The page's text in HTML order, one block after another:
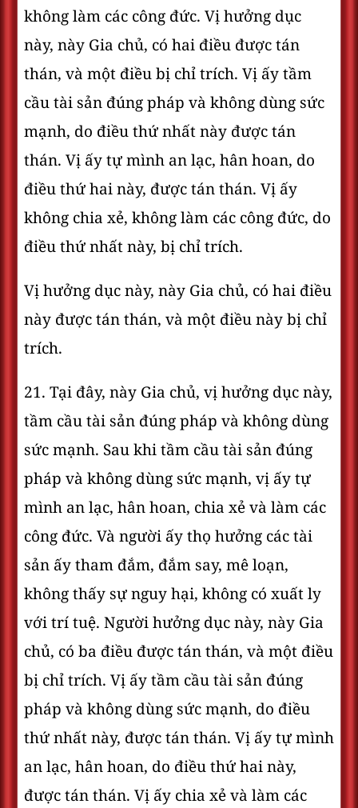
không làm các công đức. Vị hưởng dục
này, này Gia chủ, có hai điều được tán
thán, và một điều bị chỉ trích. Vị ấy tầm
cầu tài sản đúng pháp và không dùng sức
mạnh, do điều thứ nhất này được tán
thán. Vị ấy tự mình an lạc, hân hoan, do
điều thứ hai này, được tán thán. Vị ấy
không chia xẻ, không làm các công đức, do
điều thứ nhất này, bị chỉ trích.
Vị hưởng dục này, này Gia chủ, có hai điều
này được tán thán, và một điều này bị chỉ
trích.
21. Tại đây, này Gia chủ, vị hưởng dục này,
tầm cầu tài sản đúng pháp và không dùng
sức mạnh. Sau khi tầm cầu tài sản đúng
pháp và không dùng sức mạnh, vị ấy tự
mình an lạc, hân hoan, chia xẻ và làm các
công đức. Và người ấy thọ hưởng các tài
sản ấy tham đắm, đắm say, mê loạn,
không thấy sự nguy hại, không có xuất ly
với trí tuệ. Người hưởng dục này, này Gia
chủ, có ba điều được tán thán, và một điều
bị chỉ trích. Vị ấy tầm cầu tài sản đúng
pháp và không dùng sức mạnh, do điều
thứ nhất này, được tán thán. Vị ấy tự mình
an lạc, hân hoan, do điều thứ hai này,
được tán thán. Vị ấy chia xẻ và làm các